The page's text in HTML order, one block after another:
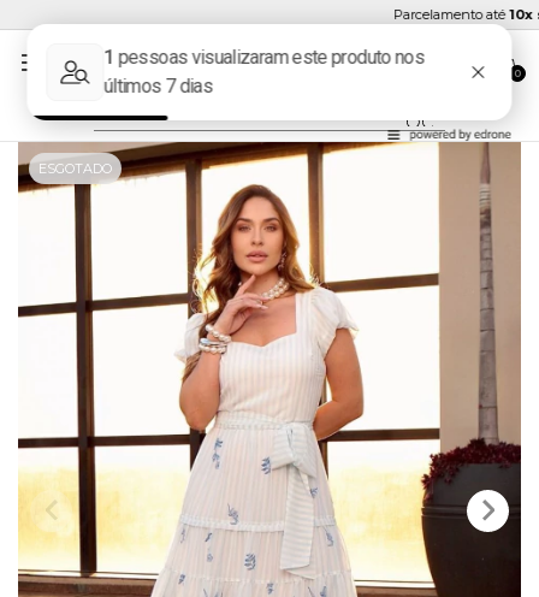
Parcelamento até10x
0
ESGOTADO